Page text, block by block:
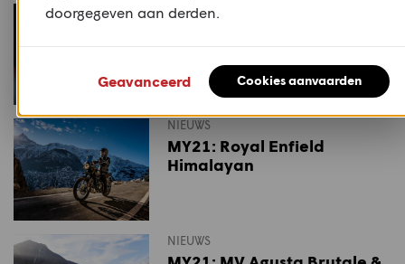
NIEUWS
MotoGP-teams
NIEUWS
MY21: Royal Enfield
Himalayan
NIEUWS
doorgegeven aan derden.
Geavanceerd Cookies aanvaarden